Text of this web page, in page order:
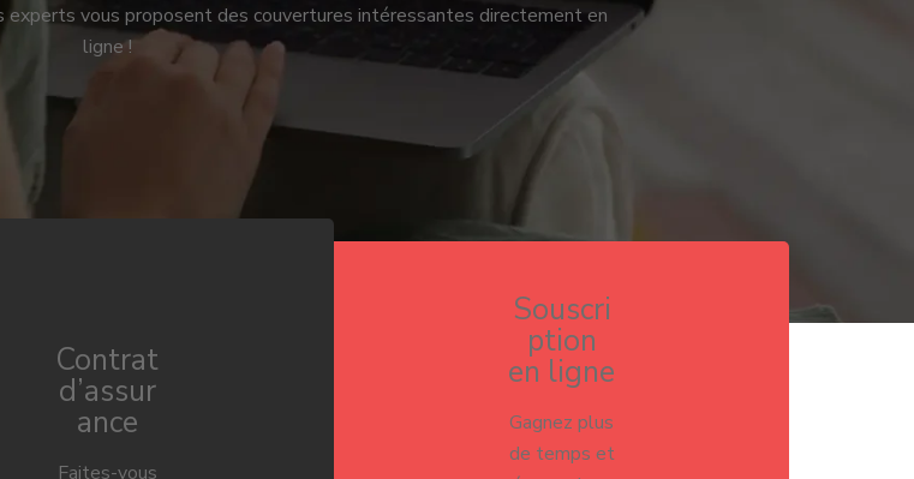
vous proposent des couvertures intéressantes directement en
ligne !
Contrat
d’assur
ance
Faites-vous
Souscri
ption
en ligne
Gagnez plus
de temps et